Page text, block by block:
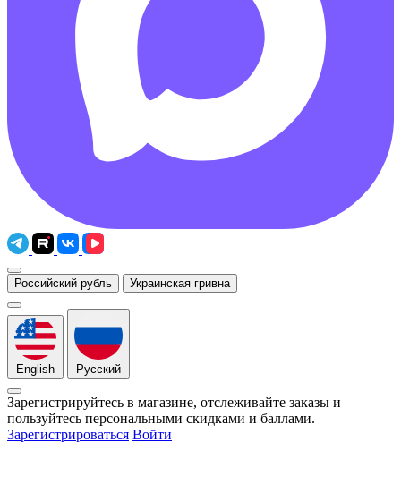
Российский рубль Украинская гривна
English Русский
Зарегистрируйтесь в магазине, отслеживайте заказы и
пользуйтесь персональными скидками и баллами.
Зарегистрироваться Войти